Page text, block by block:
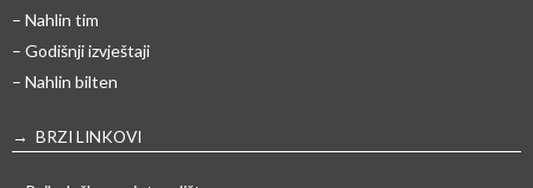
– Nahlin tim
– Godišnji izvještaji
– Nahlin bilten
→ BRZI LINKOVI